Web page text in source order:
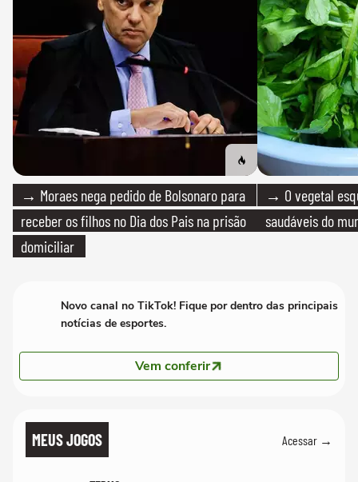
→ Moraes nega pedido de Bolsonaro para
receber os filhos no Dia dos Pais na prisão
domiciliar
→ O vegetal
saudáveis do
Novo canal no TikTok! Fique por dentro das principais
notícias de esportes.
Vem conferir
MEUS JOGOS Acessar →